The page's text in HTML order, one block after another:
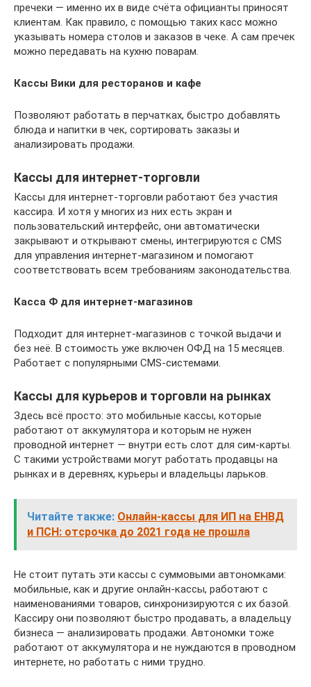
пречеки — именно их в виде счёта официанты приносят
клиентам. Как правило, с помощью таких касс можно
указывать номера столов и заказов в чеке. А сам пречек
можно передавать на кухню поварам.
Кассы Вики для ресторанов и кафе
Позволяют работать в перчатках, быстро добавлять
блюда и напитки в чек, сортировать заказы и
анализировать продажи.
Кассы для интернет-торговли
Кассы для интернет-торговли работают без участия
кассира. И хотя у многих из них есть экран и
пользовательский интерфейс, они автоматически
закрывают и открывают смены, интегрируются с CMS
для управления интернет-магазином и помогают
соответствовать всем требованиям законодательства.
Касса Ф для интернет-магазинов
Подходит для интернет-магазинов с точкой выдачи и
без неё. В стоимость уже включен ОФД на 15 месяцев.
Работает с популярными CMS-системами.
Кассы для курьеров и торговли на рынках
Здесь всё просто: это мобильные кассы, которые
работают от аккумулятора и которым не нужен
проводной интернет — внутри есть слот для сим-карты.
С такими устройствами могут работать продавцы на
рынках и в деревнях, курьеры и владельцы ларьков.
Читайте также: Онлайн-кассы для ИП на ЕНВД
и ПСН: отсрочка до 2021 года не прошла
Не стоит путать эти кассы с суммовыми автономками:
мобильные, как и другие онлайн-кассы, работают с
наименованиями товаров, синхронизируются с их базой.
Кассиру они позволяют быстро продавать, а владельцу
бизнеса — анализировать продажи. Автономки тоже
работают от аккумулятора и не нуждаются в проводном
интернете, но работать с ними трудно.